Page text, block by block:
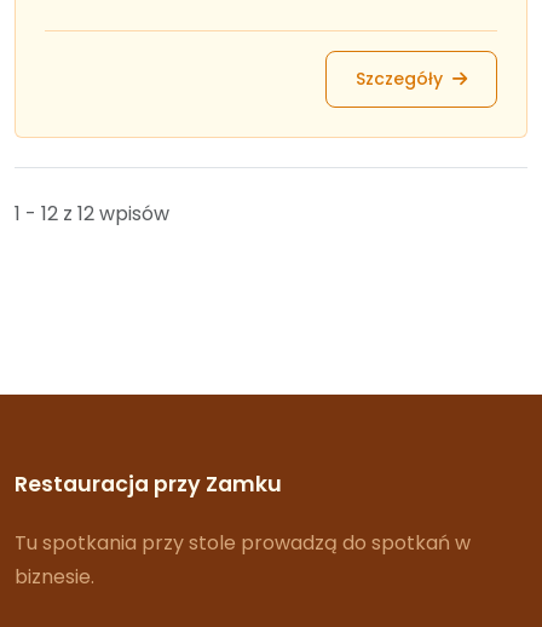
Szczegóły
1 - 12 z 12 wpisów
Restauracja przy Zamku
Tu spotkania przy stole prowadzą do spotkań w
biznesie.